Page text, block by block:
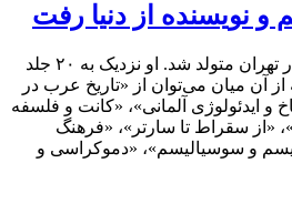
و نویسنده از دنیا رفت
پرویز بابایی در سال ۱۳۱۱ در تهران متولد شد. او نزدیک به ۲۰ جلد
آن میان می‌توان از «تاریخ عرب در
و ایدئولوژی آلمانی»، «کانت و فلسفه
«از سقراط تا سارتر»، «فرهنگ
و سوسیالیسم»، «دموکراسی و